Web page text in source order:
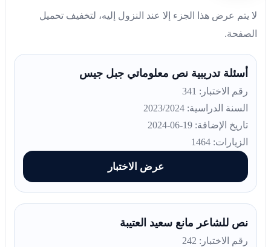
لا يتم عرض هذا الجزء إلا عند النزول إليه، لتخفيف تحميل
الصفحة.
أسئلة تدريبية نص معلوماتي جبل جيس
رقم الاختبار: 341
السنة الدراسية: 2023/2024
تاريخ الإضافة: 19-06-2024
الزيارات: 1464
عرض الاختبار
نص للشاعر مانع سعيد العتيبة
رقم الاختبار: 242